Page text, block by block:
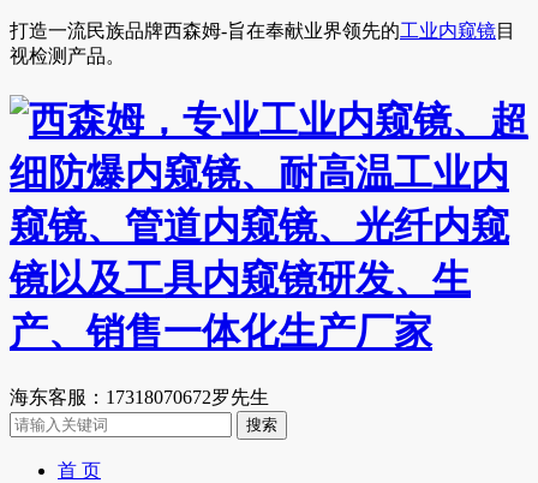
打造一流民族品牌西森姆-旨在奉献业界领先的工业内窥镜目
视检测产品。
海东客服：17318070672罗先生
首 页